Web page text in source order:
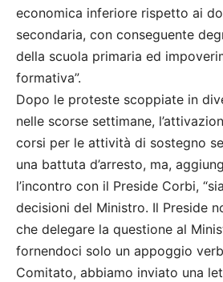
economica inferiore rispetto ai
secondaria, con conseguente
della scuola primaria ed
formativa”.
Dopo le proteste scoppiate in
nelle scorse settimane,
corsi per le attività di sostegno
una battuta d’arresto, ma,
l’incontro con il Preside Corbi,
decisioni del Ministro. Il Preside
che delegare la questione al
fornendoci solo un appoggio
Comitato, abbiamo inviato una